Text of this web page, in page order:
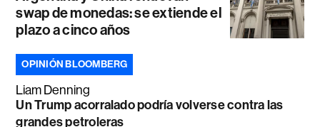
swap de monedas: se extiende el
plazo a cinco años
OPINIÓN BLOOMBERG
Liam Denning
Un Trump acorralado podría volverse contra las
grandes petroleras